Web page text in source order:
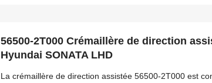
56500-2T000 Crémaillère de direction
Hyundai SONATA LHD
La crémaillère de direction assistée 56500-2T000 est